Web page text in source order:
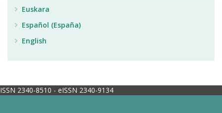
Euskara
Español (España)
English
ISSN 2340-8510 - eISSN 2340-9134